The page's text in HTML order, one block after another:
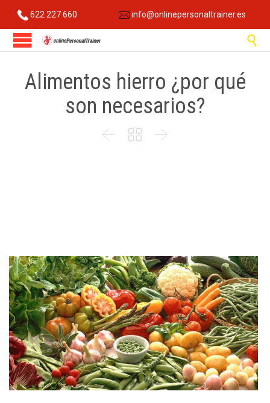
622 227 660 info@onlinepersonaltrainer.es

Alimentos hierro ¿por qué
son necesarios?
  